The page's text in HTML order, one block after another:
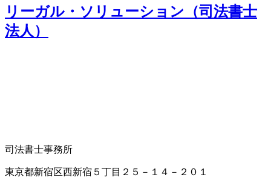
リーガル・ソリューション（司法書士
法人）
司法書士事務所
東京都新宿区西新宿５丁目２５－１４－２０１